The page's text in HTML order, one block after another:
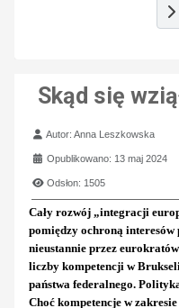
Skąd się
Szczegóły
Autor:Anna Leszkowska
Opublikowano: 13 maj 2024
Odsłon: 1505
Cały rozwój „integracji
pomiędzy ochroną interesów
nieustannie przez
liczby kompetencji w
państwa federalnego.
Choć kompetencje w